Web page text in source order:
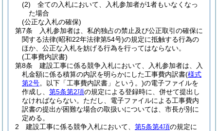
(2)
全ての入札において、入札参加者が1者もいなくなっ
た場合
(公正な入札の確保)
第7条
入札参加者は、私的独占の禁止及び公正取引の確保に
関する法律(昭和22年法律第54号)の規定に抵触する行為の
ほか、公正な入札を妨げる行為を行ってはならない。
(工事費内訳書)
第8条
建設工事に係る競争入札において、入札参加者は、入
札金額に係る積算の内訳を明らかにした工事費内訳書(様式
第2号。以下「工事費内訳書」という。)の電子ファイルを
作成し、 第5条第2項の規定による登録時に、併せて提出し
なければならない。 ただし、電子ファイルによる工事費内
訳書の提出が困難な場合の取扱いについては、市長が別に
定める。
2
建設工事に係る競争入札において、 第5条第4項の規定に